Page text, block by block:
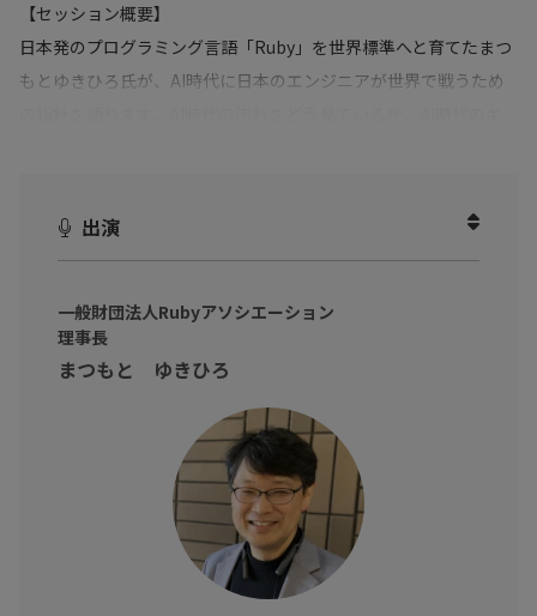
【セッション概要】
日本発のプログラミング言語「Ruby」を世界標準へと育てたまつ
もとゆきひろ氏が、AI時代に日本のエンジニアが世界で戦うため
※動画内のデータや実数、所属・肩書は撮影当時のものです
出演
一般財団法人Rubyアソシエーション
理事長
まつもと ゆきひろ